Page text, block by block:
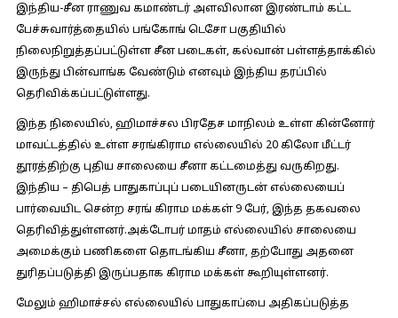
இந்திய-சீன ராணுவ கமாண்டர் அளவிலான இரண்டாம் கட்ட
பேச்சுவார்த்தையில் பங்கோங் டெசோ பகுதியில்
நிலைநிறுத்தப்பட்டுள்ள சீன படைகள், கல்வான் பள்ளத்தாக்கில்
இருந்து பின்வாங்க வேண்டும் எனவும் இந்திய தரப்பில்
தெரிவிக்கப்பட்டுள்ளது.
இந்த நிலையில், ஹிமாச்சல பிரதேச மாநிலம் உள்ள கின்னோர்
மாவட்டத்தில் உள்ள சரங்கிராம எல்லையில் 20 கிலோ மீட்டர்
தூரத்திற்கு புதிய சாலையை சீனா கட்டமைத்து வருகிறது.
இந்திய – திபெத் பாதுகாப்புப் படையினருடன் எல்லையைப்
பார்வையிட சென்ற சரங் கிராம மக்கள் 9 பேர், இந்த தகவலை
தெரிவித்துள்ளனர்.அக்டோபர் மாதம் எல்லையில் சாலையை
அமைக்கும் பணிகளை தொடங்கிய சீனா, தற்போது அதனை
துரிதப்படுத்தி இருப்பதாக கிராம மக்கள் கூறியுள்ளனர்.
மேலும் ஹிமாச்சல் எல்லையில் பாதுகாப்பை அதிகப்படுத்த